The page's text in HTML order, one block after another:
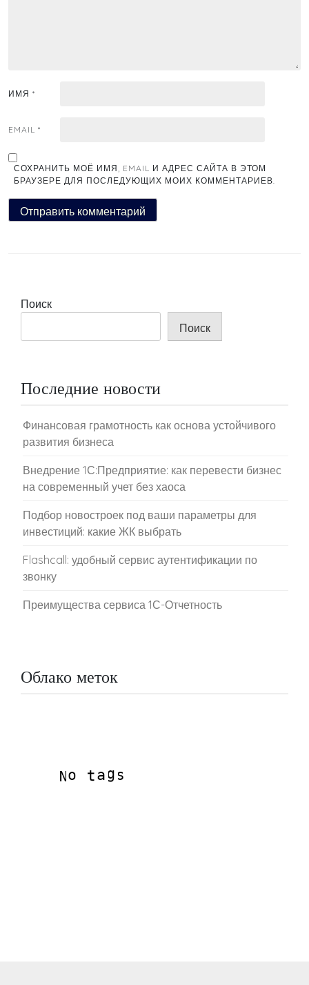
ИМЯ *
EMAIL *
СОХРАНИТЬ МОЁ ИМЯ, EMAIL И АДРЕС САЙТА В ЭТОМ
БРАУЗЕРЕ ДЛЯ ПОСЛЕДУЮЩИХ МОИХ КОММЕНТАРИЕВ.
Поиск
Поиск
Последние новости
Финансовая грамотность как основа устойчивого
развития бизнеса
Внедрение 1С:Предприятие: как перевести бизнес
на современный учет без хаоса
Подбор новостроек под ваши параметры для
инвестиций: какие ЖК выбрать
Flashcall: удобный сервис аутентификации по
звонку
Преимущества сервиса 1С-Отчетность
Облако меток